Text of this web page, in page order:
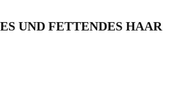
UND FETTENDES HAAR